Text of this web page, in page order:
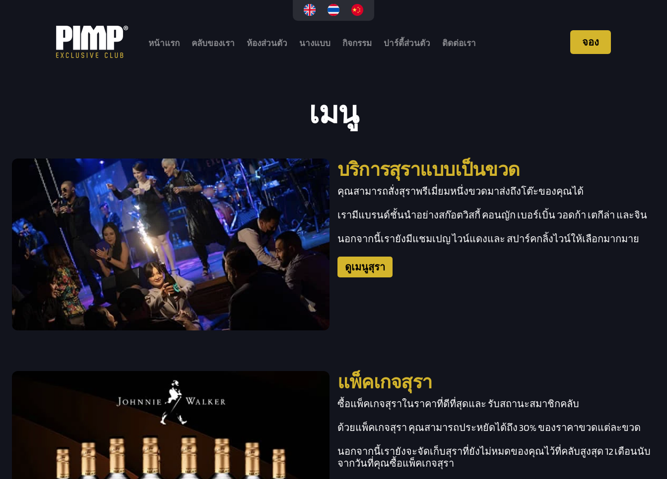
หน้าแรก คลับของเรา ห้องส่วนตัว นางแบบ กิจกรรม ปาร์ตี้ส่วนตัว ติดต่อเรา จอง
เมนู
บริการสุราแบบเป็นขวด
คุณสามารถสั่งสุราพรีเมี่ยมหนึ่งขวดมาส่งถึงโต๊ะของคุณได้
เรามีแบรนด์ชั้นนำอย่างสก๊อตวิสกี้ คอนญัก เบอร์เบิ้น วอดก้า เตกีล่า และจิน
นอกจากนี้เรายังมีแชมเปญ ไวน์แดงและ สปาร์คกลิ้งไวน์ให้เลือกมากมาย
ดูเมนูสุรา
แพ็คเกจสุรา
ซื้อแพ็คเกจสุราในราคาที่ดีที่สุดและ รับสถานะสมาชิกคลับ
ด้วยแพ็คเกจสุรา คุณสามารถประหยัดได้ถึง 30% ของราคาขวดแต่ละขวด
นอกจากนี้เรายังจะจัดเก็บสุราที่ยังไม่หมดของคุณไว้ที่คลับสูงสุด 12 เดือนนับ
จากวันที่คุณซื้อแพ็คเกจสุรา